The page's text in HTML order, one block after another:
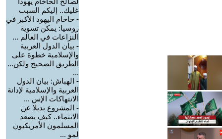
غليك.. إليكم السبب
- حاخام اليهود الأكبر في
روسيا: يمكن تسوية
النزاعات في العالم ...
- بيان الدول العربية
والإسلامية خطوة على
الطريق الصحيح ولكن...
...
- الهباش: بيان الدول
العربية والإسلامية لإدانة
الانتهاكات الإس ...
- المشروع بديلا عن
الانتماء.. كيف يصعد
المسلمون الأمريكيون
لمو ...